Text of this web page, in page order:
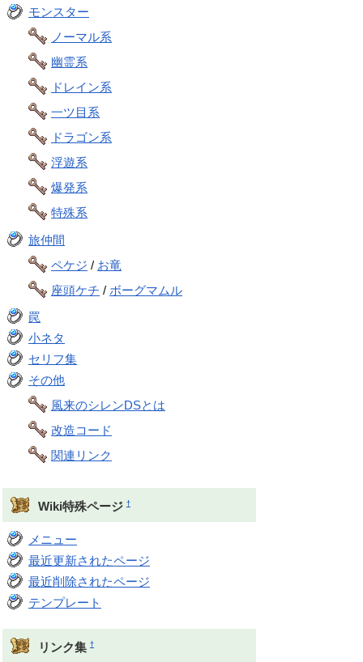
モンスター
ノーマル系
幽霊系
ドレイン系
一ツ目系
ドラゴン系
浮遊系
爆発系
特殊系
旅仲間
ペケジ / お竜
座頭ケチ / ボーグマムル
罠
小ネタ
セリフ集
その他
風来のシレンDSとは
改造コード
関連リンク
Wiki特殊ページ †
メニュー
最近更新されたページ
最近削除されたページ
テンプレート
リンク集 †